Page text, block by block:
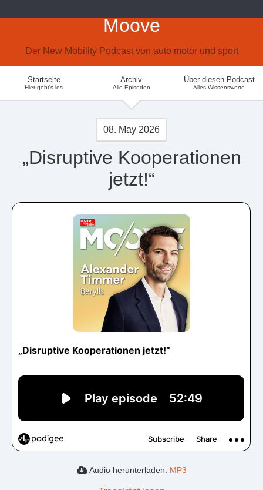
Moove
Der New Mobility Podcast von auto motor und sport
Startseite
Hier geht's los
Archiv
Alle Episoden
Über diesen Podcast
Alles Wissenswerte
08. May 2026
„Disruptive Kooperationen
jetzt!“
Audio herunterladen: MP3